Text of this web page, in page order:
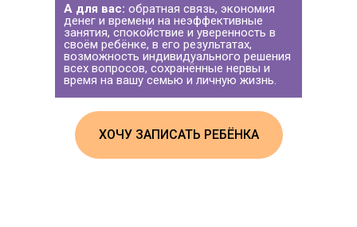
А для вас: обратная связь, экономия
денег и времени на неэффективные
занятия, спокойствие и уверенность в
своём ребёнке, в его результатах,
возможность индивидуального решения
всех вопросов, сохранённые нервы и
время на вашу семью и личную жизнь.
ХОЧУ ЗАПИСАТЬ РЕБЁНКА